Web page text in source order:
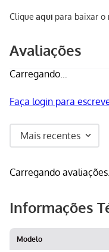
Clique aqui para baixar o
Avaliações
Carregando…
Faça login para
Mais recentes
Carregando
Informações
Modelo